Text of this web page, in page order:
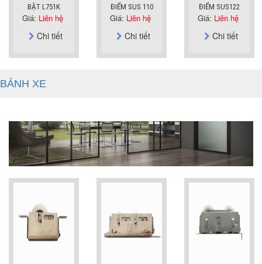
BẬT L751K
Giá: Liên hệ
Chi tiết
ĐIỂM SUS 110
Giá: Liên hệ
Chi tiết
ĐIỂM SUS122
Giá: Liên hệ
Chi tiết
BÁNH XE